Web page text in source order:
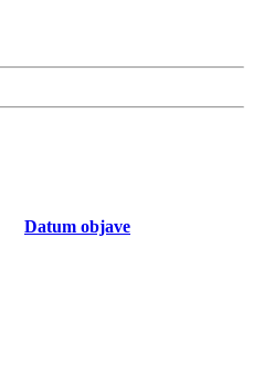
Datum objave